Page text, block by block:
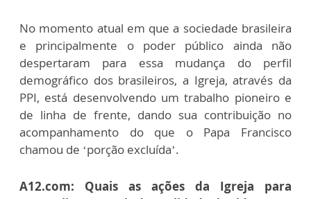
No momento atual em que a sociedade brasileira
e principalmente o poder público ainda não
despertaram para essa mudança do perfil
demográfico dos brasileiros, a Igreja, através da
PPI, está desenvolvendo um trabalho pioneiro e
de linha de frente, dando sua contribuição no
acompanhamento do que o Papa Francisco
chamou de ‘porção excluída’.
A12.com: Quais as ações da Igreja para